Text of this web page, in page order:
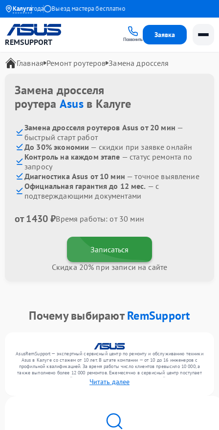
Калуга
до 1 года Выезд мастера бесплатно
REMSUPPORT Позвонить
Заявка
Главная Ремонт роутеров Замена дросселя
Замена дросселя
роутера Asusв Калуге
Замена дросселя роутеров Asus от 20 мин —
быстрый старт работ
До 30% экономии — скидки при заявке онлайн
Контроль на каждом этапе — статус ремонта по
запросу
Диагностика Asus от 10 мин — точное выявление
Официальная гарантия до 12 мес. — с
подтверждающими документами
от 1430 ₽Время работы: от 30 мин
Записаться
Скидка 20% при записи на сайте
Почему выбираютRemSupport
AsusRemSupport — экспертный сервисный центр по ремонту и обслуживанию техники
Asus в Калуге со стажем от 10 лет. В штате компании — от 10 до 16 инженеров с
профильной квалификацией. За время работы число клиентов превысило 10 000, а
также выполнено более 12 000 ремонтов. Ежемесячно в сервисный центр поступает
более 300 обращений, включая , , . Мы беремся за задачи любой сложности и
предлагаем стабильный уровень сервиса благодаря использованию современного
Читать далее